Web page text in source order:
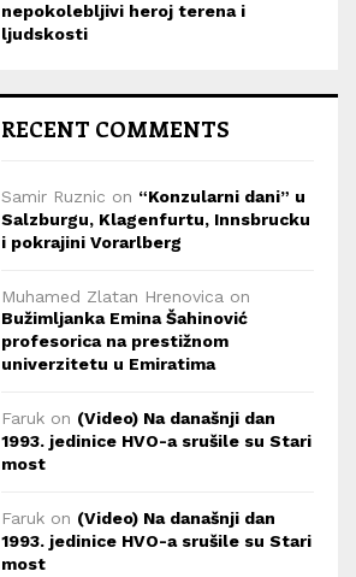
nepokolebljivi heroj terena i
ljudskosti
RECENT COMMENTS
Samir Ruznic on “Konzularni dani” u
Salzburgu, Klagenfurtu, Innsbrucku
i pokrajini Vorarlberg
Muhamed Zlatan Hrenovica on
Bužimljanka Emina Šahinović
profesorica na prestižnom
univerzitetu u Emiratima
Faruk on (Video) Na današnji dan
1993. jedinice HVO-a srušile su Stari
most
Faruk on (Video) Na današnji dan
1993. jedinice HVO-a srušile su Stari
most